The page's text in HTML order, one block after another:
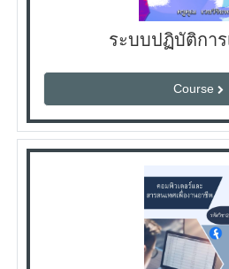
ระบบปฏิบัติกา
Course